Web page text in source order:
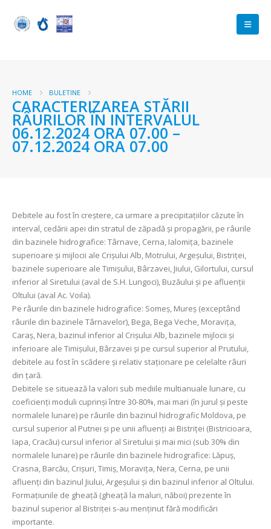
HOME BULETINE
CARACTERIZAREA STĂRII
RÂURILOR ÎN INTERVALUL
06.12.2024 ORA 07.00 –
07.12.2024 ORA 07.00
Debitele au fost în creștere, ca urmare a precipitațiilor căzute în
interval, cedării apei din stratul de zăpadă și propagării, pe râurile
din bazinele hidrografice: Târnave, Cerna, Ialomița, bazinele
superioare și mijlocii ale Crișului Alb, Motrului, Argeșului, Bistriței,
bazinele superioare ale Timișului, Bârzavei, Jiului, Gilortului, cursul
inferior al Siretului (aval de S.H. Lungoci), Buzăului și pe afluenții
Oltului (aval Ac. Voila).
Pe râurile din bazinele hidrografice: Someș, Mureș (exceptând
râurile din bazinele Târnavelor), Bega, Bega Veche, Moravița,
Caraș, Nera, bazinul inferior al Crișului Alb, bazinele mijlocii și
inferioare ale Timișului, Bârzavei și pe cursul superior al Prutului,
debitele au fost în scădere și relativ staționare pe celelalte râuri
din țară.
Debitele se situează la valori sub mediile multianuale lunare, cu
coeficienți moduli cuprinși între 30-80%, mai mari (în jurul și peste
normalele lunare) pe râurile din bazinul hidrografic Moldova, pe
cursul superior al Putnei și pe unii afluenți ai Bistriței (Bistricioara,
Iapa, Cracău) cursul inferior al Siretului și mai mici (sub 30% din
normalele lunare) pe râurile din bazinele hidrografice: Lăpuș,
Crasna, Barcău, Crișuri, Timiș, Moravița, Nera, Cerna, pe unii
afluenți din bazinul Jiului, Argeșului și din bazinul inferior al Oltului.
Formațiunile de gheață (gheață la maluri, năboi) prezente în
bazinul superior al Bistriței s-au menținut fără modificări
importante.